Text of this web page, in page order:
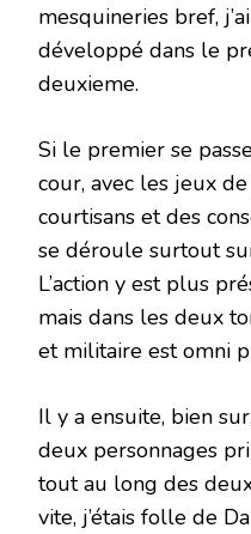
mesquineries bref,
développé dans le
deuxieme.
Si le premier se
cour, avec les jeux
courtisans et des
se déroule surtout
L’action y est plus
mais dans les deux
et militaire est omni
Il y a ensuite, bien
deux personnages
tout au long des
vite, j’étais folle de